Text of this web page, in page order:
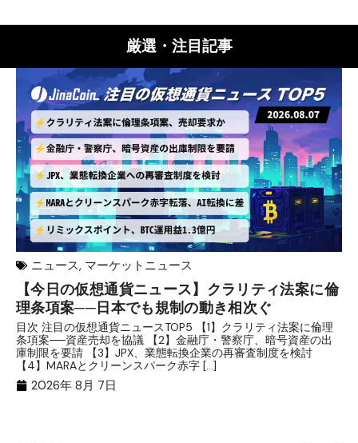
厳選・注目記事
ニュース, マーケットニュース
【今日の仮想通貨ニュース】クラリティ法案に倫
理条項案──日本でも規制の動き相次ぐ
目次 注目の仮想通貨ニュースTOP5 【1】クラリティ法案に倫理
条項案──資産売却を協議 【2】金融庁・警察庁、暗号資産の出
庫制限を要請 【3】JPX、業態転換企業の再審査制度を検討
【4】MARAとクリーンスパーク赤字 […]
2026年 8月 7日